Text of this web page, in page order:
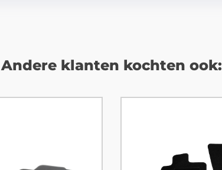
Andere klanten kochten ook: